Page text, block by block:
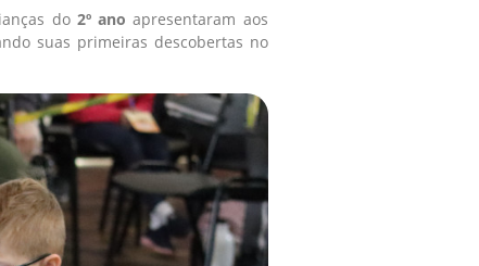
do 2º ano apresentaram aos
suas primeiras descobertas no